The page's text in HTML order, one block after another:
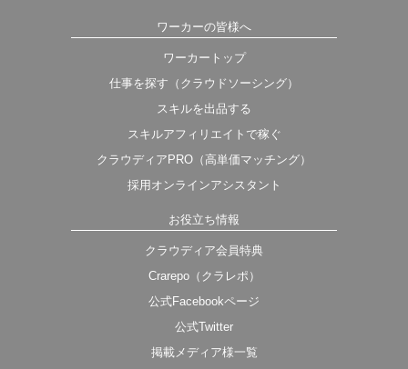
ワーカーの皆様へ
ワーカートップ
仕事を探す（クラウドソーシング）
スキルを出品する
スキルアフィリエイトで稼ぐ
クラウディアPRO（高単価マッチング）
採用オンラインアシスタント
お役立ち情報
クラウディア会員特典
Crarepo（クラレポ）
公式Facebookページ
公式Twitter
掲載メディア様一覧